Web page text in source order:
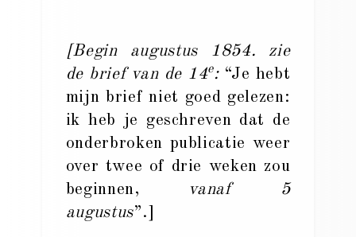
[Begin augustus 1854. zie
de brief van de 14e: “Je hebt
mijn brief niet goed gelezen:
ik heb je geschreven dat de
onderbroken publicatie weer
over twee of drie weken zou
beginnen, vanaf 5
augustus”.]